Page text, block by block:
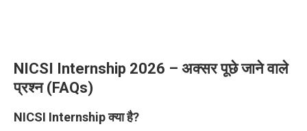
NICSI Internship 2026 – अक्सर पूछे जाने वाले
प्रश्न(FAQs)
NICSI Internship क्या है?